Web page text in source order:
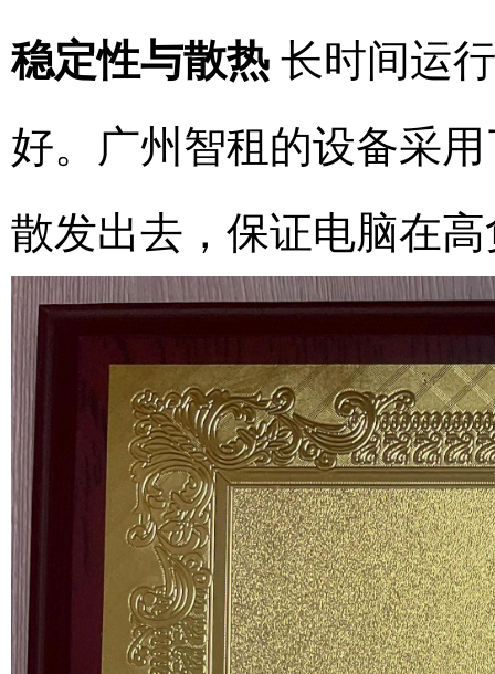
稳定性与散热 长时间运
好。广州智租的设备采
散发出去，保证电脑在